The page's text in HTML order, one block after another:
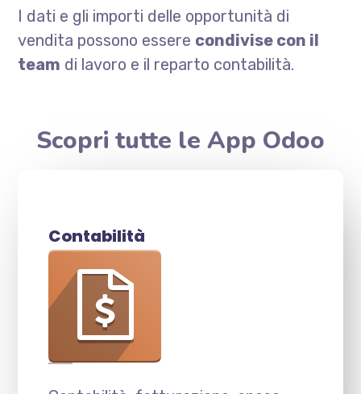
I dati e gli importi delle opportunità di
vendita possono essere condivise con il
team di lavoro e il reparto contabilità.
Scopri tutte le App Odoo
Contabilità